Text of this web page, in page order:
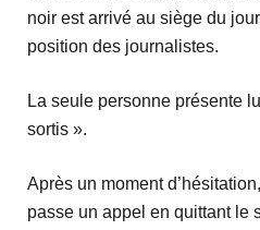
noir est arrivé au siège du
position des journalistes.
La seule personne présente
sortis ».
Après un moment
passe un appel en quittant le